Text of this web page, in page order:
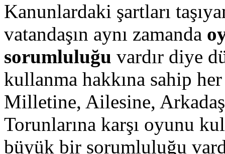
Kanunlardaki şartları
vatandaşın aynı zamanda
sorumluluğu vardır diye
kullanma hakkına sahip her
Milletine, Ailesine,
Torunlarına karşı oyunu
büyük bir sorumluluğu